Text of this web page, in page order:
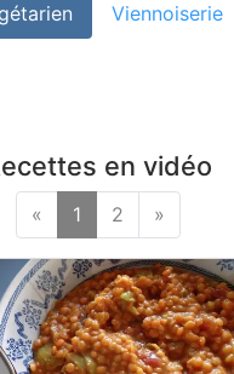
Viennoiserie
en vidéo
« 1 2 »